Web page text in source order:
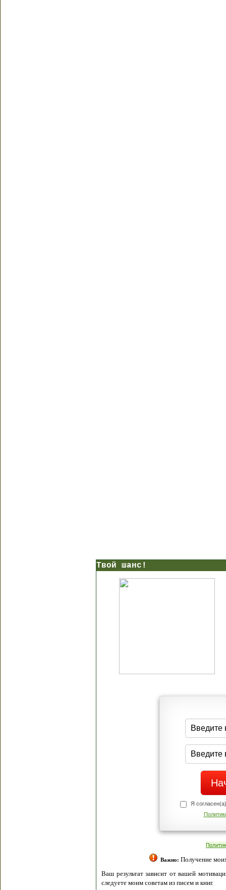
Твой шанс!
Я
Важно: Получение
Ваш результат зависит от вашей
следуете моим советам из писем и книг.